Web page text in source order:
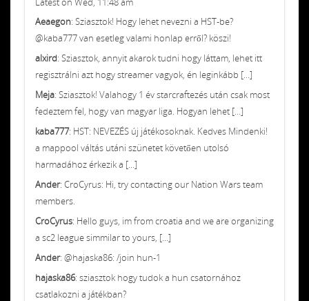
Aeaegon: Sziasztok! Hogy lehet nevezni a HST-be?
@kaba777 van esetleg valami honlap erről? köszi!
alxird: Sziasztok, annyit akarok tudni hogy láttam, lehet itt
regisztrálni azt hogy streamer vagyok, én leginkább [...]
Meja: Sziasztok! Valahogy 1 év starcraftezés után csak most
fedeztem fel, hogy van magyar liga. Hogyan lehet [...]
kaba777: HST: NEVEZÉS új játékosoknak. Kedves Mindenki!
a mappool váltás utáni szünetet követően utolsó
harmadához érkezik a [...]
Ander: CroCyrus: Hi, try contacting our Nation Wars team
members.
CroCyrus: Hello guys, im from croatia and we are organizing
a sc2 league simmilar to yours, [...]
Ander: @hajaska86: /join hun-1
hajaska86: sziasztok hogy tudok a hun csatornához
csatlakozni a játékban?